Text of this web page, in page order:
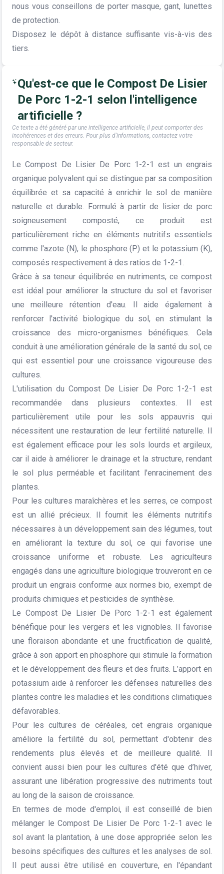
nous vous conseillons de porter masque, gant, lunettes
de protection.
Disposez le dépôt à distance suffisante vis-à-vis des
tiers.
Qu'est-ce que le Compost De Lisier
De Porc 1-2-1 selon l'intelligence
artificielle ?
Ce texte a été généré par une intelligence artificielle, il peut comporter des
incohérences et des erreurs. Pour plus d'informations, contactez votre
responsable de secteur.
Le Compost De Lisier De Porc 1-2-1 est un engrais
organique polyvalent qui se distingue par sa composition
équilibrée et sa capacité à enrichir le sol de manière
naturelle et durable. Formulé à partir de lisier de porc
soigneusement composté, ce produit est
particulièrement riche en éléments nutritifs essentiels
comme l'azote (N), le phosphore (P) et le potassium (K),
composés respectivement à des ratios de 1-2-1.
Grâce à sa teneur équilibrée en nutriments, ce compost
est idéal pour améliorer la structure du sol et favoriser
une meilleure rétention d'eau. Il aide également à
renforcer l'activité biologique du sol, en stimulant la
croissance des micro-organismes bénéfiques. Cela
conduit à une amélioration générale de la santé du sol, ce
qui est essentiel pour une croissance vigoureuse des
cultures.
L'utilisation du Compost De Lisier De Porc 1-2-1 est
recommandée dans plusieurs contextes. Il est
particulièrement utile pour les sols appauvris qui
nécessitent une restauration de leur fertilité naturelle. Il
est également efficace pour les sols lourds et argileux,
car il aide à améliorer le drainage et la structure, rendant
le sol plus perméable et facilitant l'enracinement des
plantes.
Pour les cultures maraîchères et les serres, ce compost
est un allié précieux. Il fournit les éléments nutritifs
nécessaires à un développement sain des légumes, tout
en améliorant la texture du sol, ce qui favorise une
croissance uniforme et robuste. Les agriculteurs
engagés dans une agriculture biologique trouveront en ce
produit un engrais conforme aux normes bio, exempt de
produits chimiques et pesticides de synthèse.
Le Compost De Lisier De Porc 1-2-1 est également
bénéfique pour les vergers et les vignobles. Il favorise
une floraison abondante et une fructification de qualité,
grâce à son apport en phosphore qui stimule la formation
et le développement des fleurs et des fruits. L’apport en
potassium aide à renforcer les défenses naturelles des
plantes contre les maladies et les conditions climatiques
défavorables.
Pour les cultures de céréales, cet engrais organique
améliore la fertilité du sol, permettant d'obtenir des
rendements plus élevés et de meilleure qualité. Il
convient aussi bien pour les cultures d'été que d’hiver,
assurant une libération progressive des nutriments tout
au long de la saison de croissance.
En termes de mode d'emploi, il est conseillé de bien
mélanger le Compost De Lisier De Porc 1-2-1 avec le
sol avant la plantation, à une dose appropriée selon les
besoins spécifiques des cultures et les analyses de sol.
Il peut aussi être utilisé en couverture, en l'épandant